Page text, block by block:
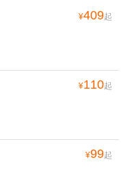
¥409起
¥110起
¥99起